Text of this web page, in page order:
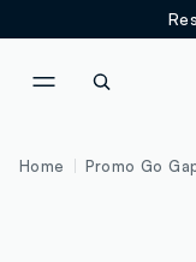
Home Promo Go